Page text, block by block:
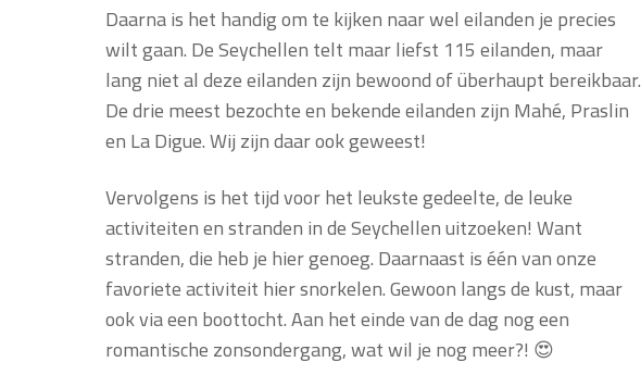
Daarna is het handig om te kijken naar wel eilanden je precies
wilt gaan. De Seychellen telt maar liefst 115 eilanden, maar
lang niet al deze eilanden zijn bewoond of überhaupt bereikbaar.
De drie meest bezochte en bekende eilanden zijn Mahé, Praslin
en La Digue. Wij zijn daar ook geweest!
Vervolgens is het tijd voor het leukste gedeelte, de leuke
activiteiten en stranden in de Seychellen uitzoeken! Want
stranden, die heb je hier genoeg. Daarnaast is één van onze
favoriete activiteit hier snorkelen. Gewoon langs de kust, maar
ook via een boottocht. Aan het einde van de dag nog een
romantische zonsondergang, wat wil je nog meer?! 😍